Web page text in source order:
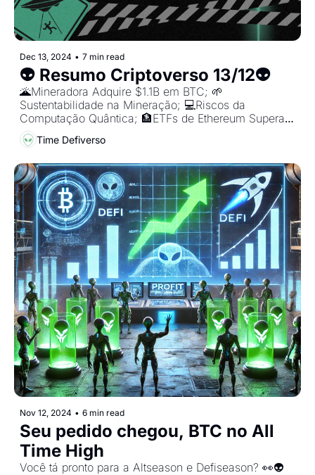
Dec 13, 2024 • 7 min read
👽 Resumo Criptoverso 13/12👽
🌋Mineradora Adquire $1.1B em BTC; 🌱
Sustentabilidade na Mineração; 💻Riscos da
Computação Quântica; 🏦ETFs de Ethereum Superam
L2s.
Time Defiverso
Nov 12, 2024 • 6 min read
Seu pedido chegou, BTC no All
Time High
Você tá pronto para a Altseason e Defiseason? 👀👽